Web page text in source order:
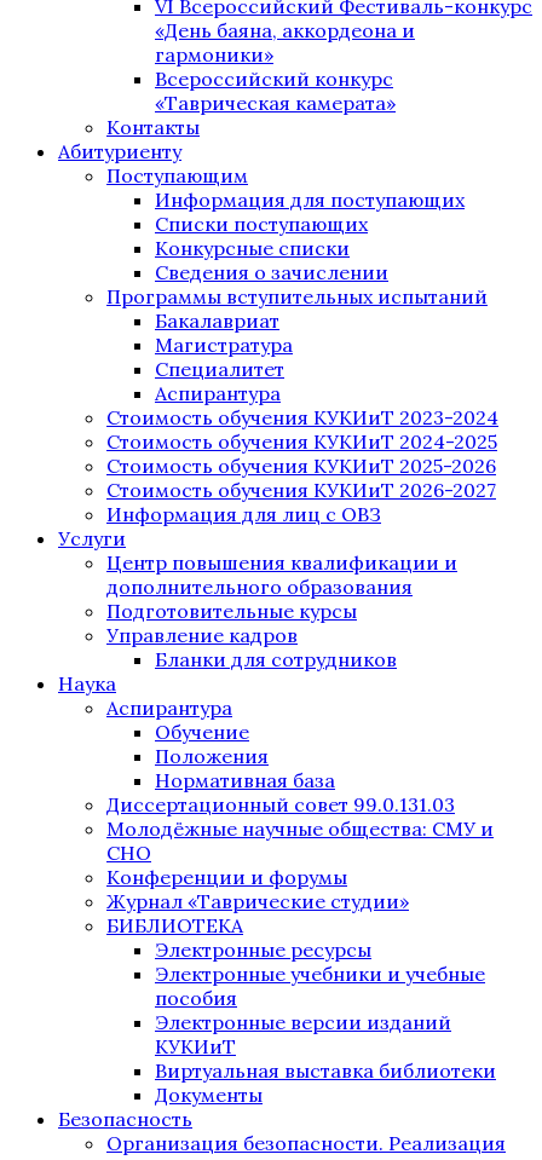
VI Всероссийский Фестиваль-конкурс
«День баяна, аккордеона и
гармоники»
Всероссийский конкурс
«Таврическая камерата»
Контакты
Абитуриенту
Поступающим
Информация для поступающих
Списки поступающих
Конкурсные списки
Сведения о зачислении
Программы вступительных испытаний
Бакалавриат
Магистратура
Специалитет
Аспирантура
Стоимость обучения КУКИиТ 2023-2024
Стоимость обучения КУКИиТ 2024-2025
Стоимость обучения КУКИиТ 2025-2026
Стоимость обучения КУКИиТ 2026-2027
Информация для лиц с ОВЗ
Услуги
Центр повышения квалификации и
дополнительного образования
Подготовительные курсы
Управление кадров
Бланки для сотрудников
Наука
Аспирантура
Обучение
Положения
Нормативная база
Диссертационный совет 99.0.131.03
Молодёжные научные общества: СМУ и
СНО
Конференции и форумы
Журнал «Таврические студии»
БИБЛИОТЕКА
Электронные ресурсы
Электронные учебники и учебные
пособия
Электронные версии изданий
КУКИиТ
Виртуальная выставка библиотеки
Документы
Безопасность
Организация безопасности. Реализация